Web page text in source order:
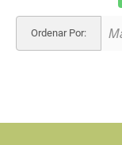
Ordenar Por: